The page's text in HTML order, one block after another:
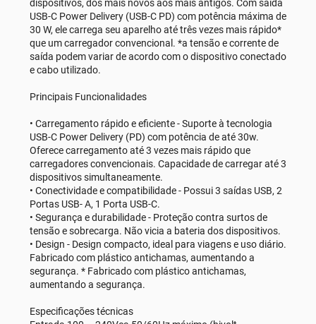
dispositivos, dos mais novos aos mais antigos. Com saída
USB-C Power Delivery (USB-C PD) com potência máxima de
30 W, ele carrega seu aparelho até três vezes mais rápido*
que um carregador convencional. *a tensão e corrente de
saída podem variar de acordo com o dispositivo conectado
e cabo utilizado.
Principais Funcionalidades
• Carregamento rápido e eficiente - Suporte à tecnologia
USB-C Power Delivery (PD) com potência de até 30w.
Oferece carregamento até 3 vezes mais rápido que
carregadores convencionais. Capacidade de carregar até 3
dispositivos simultaneamente.
• Conectividade e compatibilidade - Possui 3 saídas USB, 2
Portas USB- A, 1 Porta USB-C.
• Segurança e durabilidade - Proteção contra surtos de
tensão e sobrecarga. Não vicia a bateria dos dispositivos.
• Design - Design compacto, ideal para viagens e uso diário.
Fabricado com plástico antichamas, aumentando a
segurança. * Fabricado com plástico antichamas,
aumentando a segurança.
Especificações técnicas